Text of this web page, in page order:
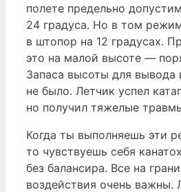
полете предельно
24 градуса. Но в том
в штопор на 12 градусах.
это на малой высоте —
Запаса высоты для вывода
не было. Летчик успел
но получил тяжелые
Когда ты выполняешь эти
то чувствуешь себя
без балансира. Все на
воздействия очень важны.